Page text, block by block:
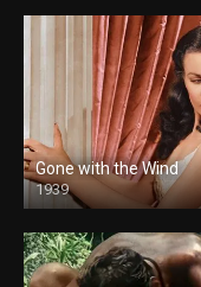
Gone with the Wind
1939